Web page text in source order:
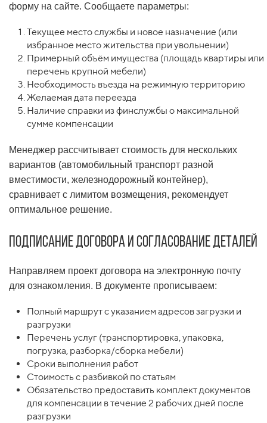
форму на сайте. Сообщаете параметры:
Текущее место службы и новое назначение (или
избранное место жительства при увольнении)
Примерный объём имущества (площадь квартиры или
перечень крупной мебели)
Необходимость въезда на режимную территорию
Желаемая дата переезда
Наличие справки из финслужбы о максимальной
сумме компенсации
Менеджер рассчитывает стоимость для нескольких
вариантов (автомобильный транспорт разной
вместимости, железнодорожный контейнер),
сравнивает с лимитом возмещения, рекомендует
оптимальное решение.
Подписание договора и согласование деталей
Направляем проект договора на электронную почту
для ознакомления. В документе прописываем:
Полный маршрут с указанием адресов загрузки и
разгрузки
Перечень услуг (транспортировка, упаковка,
погрузка, разборка/сборка мебели)
Сроки выполнения работ
Стоимость с разбивкой по статьям
Обязательство предоставить комплект документов
для компенсации в течение 2 рабочих дней после
разгрузки